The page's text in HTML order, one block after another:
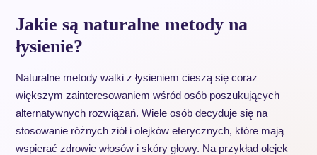
Jakie są naturalne metody na
łysienie?
Naturalne metody walki z łysieniem cieszą się coraz
większym zainteresowaniem wśród osób poszukujących
alternatywnych rozwiązań. Wiele osób decyduje się na
stosowanie różnych ziół i olejków eterycznych, które mają
wspierać zdrowie włosów i skóry głowy. Na przykład olejek